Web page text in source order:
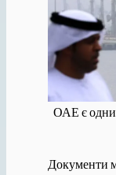
ОАЕ є
Документи